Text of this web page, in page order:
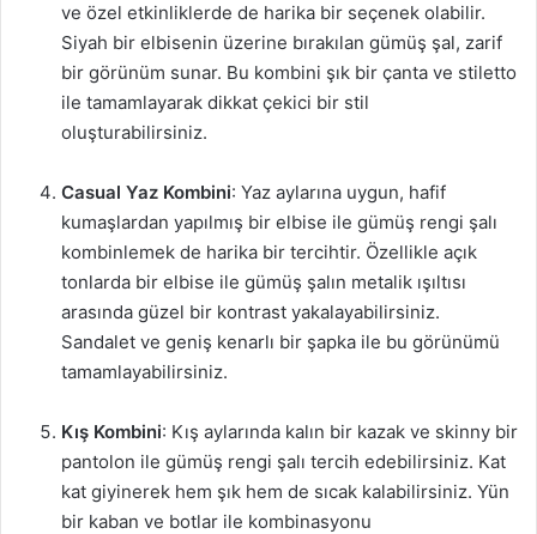
ve özel etkinliklerde de harika bir seçenek olabilir.
Siyah bir elbisenin üzerine bırakılan gümüş şal, zarif
bir görünüm sunar. Bu kombini şık bir çanta ve stiletto
ile tamamlayarak dikkat çekici bir stil
oluşturabilirsiniz.
Casual Yaz Kombini: Yaz aylarına uygun, hafif
kumaşlardan yapılmış bir elbise ile gümüş rengi şalı
kombinlemek de harika bir tercihtir. Özellikle açık
tonlarda bir elbise ile gümüş şalın metalik ışıltısı
arasında güzel bir kontrast yakalayabilirsiniz.
Sandalet ve geniş kenarlı bir şapka ile bu görünümü
tamamlayabilirsiniz.
Kış Kombini: Kış aylarında kalın bir kazak ve skinny bir
pantolon ile gümüş rengi şalı tercih edebilirsiniz. Kat
kat giyinerek hem şık hem de sıcak kalabilirsiniz. Yün
bir kaban ve botlar ile kombinasyonu